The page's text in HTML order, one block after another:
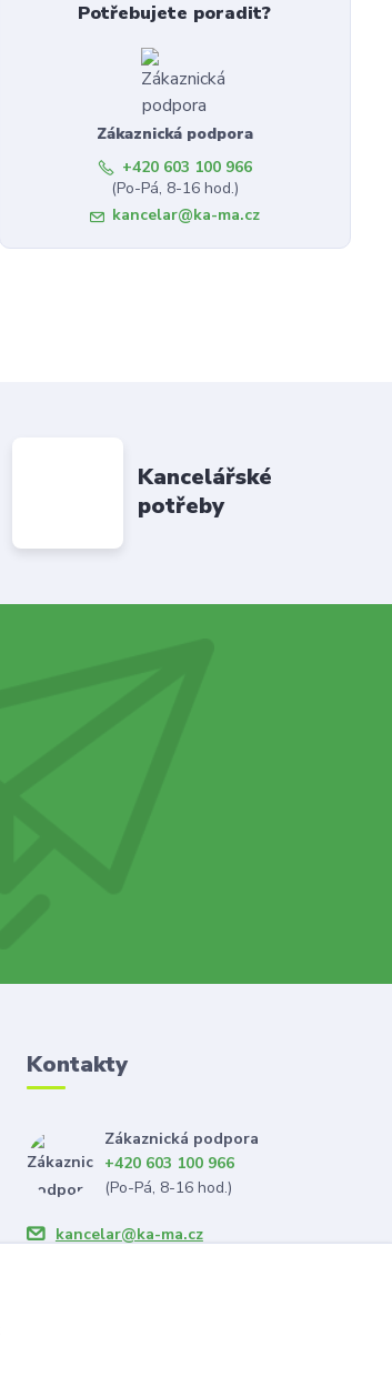
Potřebujete poradit?
Zákaznická podpora
+420 603 100 966
(Po-Pá, 8-16 hod.)
kancelar@ka-ma.cz
Kancelářské
potřeby
Kontakty
Zákaznická podpora
+420 603 100 966
(Po-Pá, 8-16 hod.)
kancelar@ka-ma.cz